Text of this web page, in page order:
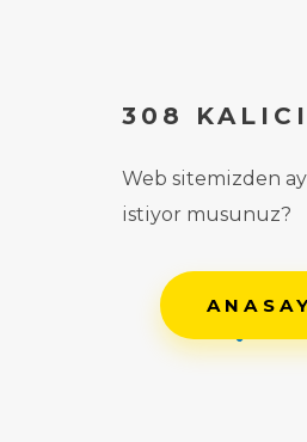
308
Web sitemizden
istiyor musunuz?